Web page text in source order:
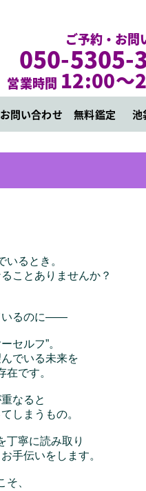
ご予約・お問
050-5305-
営業時間 12:00～
お問い合わせ 無料鑑定 池